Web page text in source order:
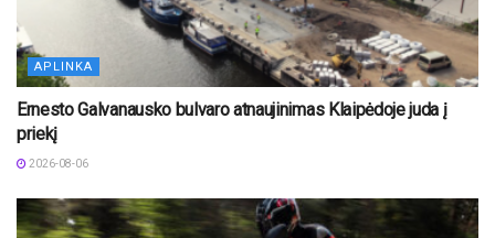
APLINKA
Ernesto Galvanausko bulvaro atnaujinimas Klaipėdoje juda į
priekį
2026-08-06